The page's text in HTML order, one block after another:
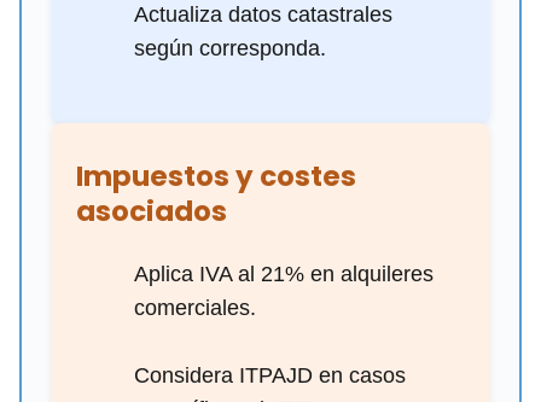
Actualiza datos catastrales
según corresponda.
Impuestos y costes
asociados
Aplica IVA al 21% en alquileres
comerciales.
Considera ITPAJD en casos